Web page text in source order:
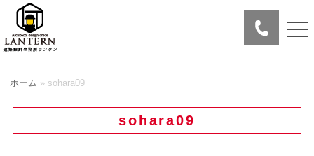
ホーム » sohara09
sohara09